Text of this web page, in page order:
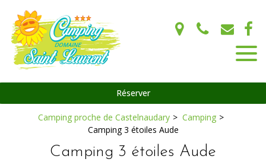
Réserver
Camping proche de Castelnaudary
Camping
Camping 3 étoiles Aude
Camping 3 étoiles Aude